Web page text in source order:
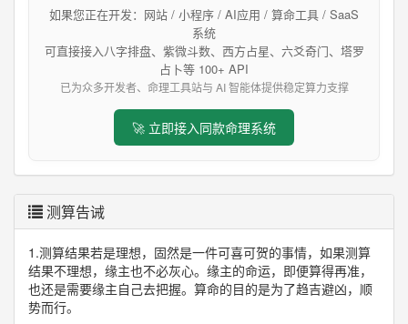
如果您正在开发：网站 / 小程序 / AI应用 / 算命工具 / SaaS
系统
可直接接入八字排盘、紫微斗数、西方占星、六爻奇门、塔罗
占卜等 100+ API
已为众多开发者、命理工具站与 AI 智能体提供稳定算力支撑
🚀 立即接入同款命理系统
测算告诫
1.测算结果若是理想，固然是一件可喜可贺的事情，如果测算
结果不理想，缘主也不必灰心。缘主的命运，即便算得再准，
也还是需要缘主自己去把握。算命的目的是为了趋吉避凶，顺
势而行。